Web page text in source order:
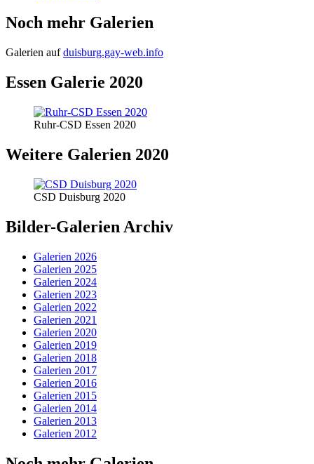
Noch mehr Galerien
Galerien aufduisburg.gay-web.info
Essen Galerie 2020
Ruhr-CSD Essen 2020
Weitere Galerien 2020
CSD Duisburg 2020
Bilder-Galerien Archiv
Galerien 2026
Galerien 2025
Galerien 2024
Galerien 2023
Galerien 2022
Galerien 2021
Galerien 2020
Galerien 2019
Galerien 2018
Galerien 2017
Galerien 2016
Galerien 2015
Galerien 2014
Galerien 2013
Galerien 2012